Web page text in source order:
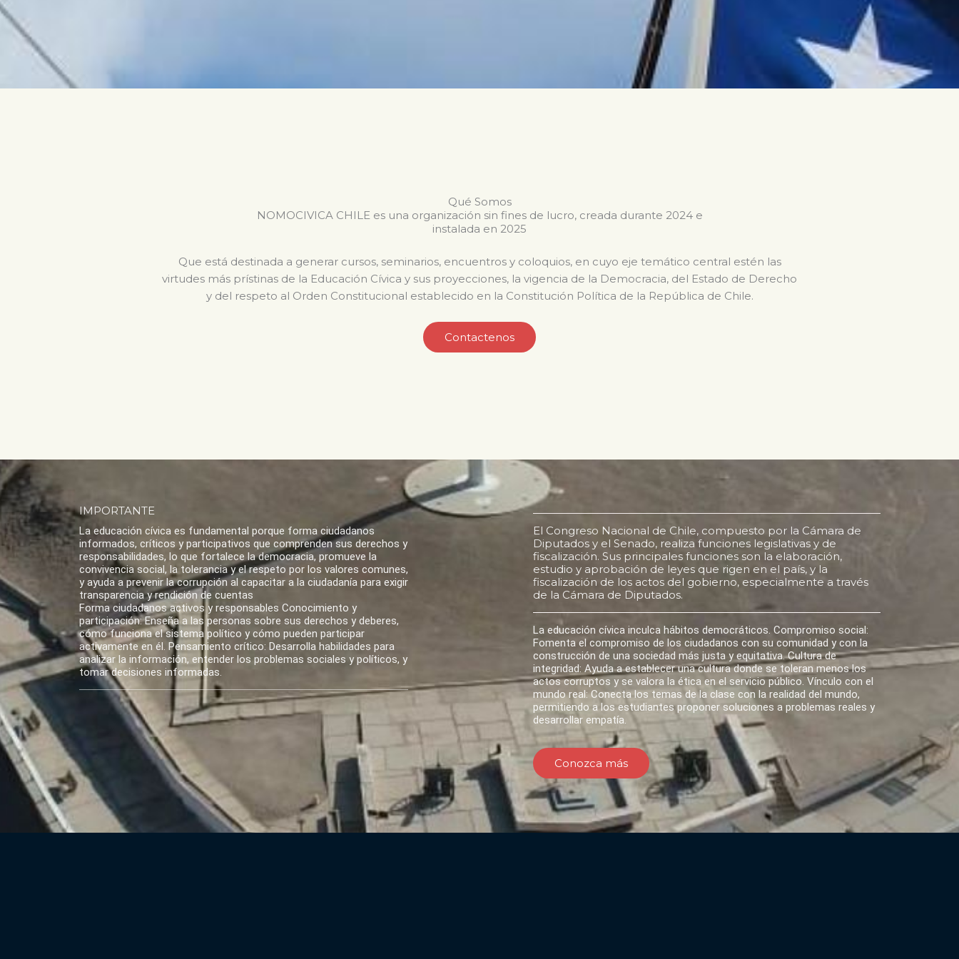
Qué Somos
NOMOCIVICA CHILE es una organización sin fines de lucro, creada durante 2024 e
instalada en 2025
Que está destinada a generar cursos, seminarios, encuentros y coloquios, en cuyo eje temático central estén las
virtudes más prístinas de la Educación Cívica y sus proyecciones, la vigencia de la Democracia, del Estado de Derecho
y del respeto al Orden Constitucional establecido en la Constitución Política de la República de Chile.
Contactenos
IMPORTANTE
La educación cívica es fundamental porque forma ciudadanos
informados, críticos y participativos que comprenden sus derechos y
responsabilidades, lo que fortalece la democracia, promueve la
convivencia social, la tolerancia y el respeto por los valores comunes,
y ayuda a prevenir la corrupción al capacitar a la ciudadanía para exigir
transparencia y rendición de cuentas
Forma ciudadanos activos y responsables Conocimiento y
participación: Enseña a las personas sobre sus derechos y deberes,
cómo funciona el sistema político y cómo pueden participar
activamente en él. Pensamiento crítico: Desarrolla habilidades para
analizar la información, entender los problemas sociales y políticos, y
tomar decisiones informadas.
El Congreso Nacional de Chile, compuesto por la Cámara de
Diputados y el Senado, realiza funciones legislativas y de
fiscalización. Sus principales funciones son la elaboración,
estudio y aprobación de leyes que rigen en el país, y la
fiscalización de los actos del gobierno, especialmente a través
de la Cámara de Diputados.
La educación cívica inculca hábitos democráticos. Compromiso social:
Fomenta el compromiso de los ciudadanos con su comunidad y con la
construcción de una sociedad más justa y equitativa. Cultura de
integridad: Ayuda a establecer una cultura donde se toleran menos los
actos corruptos y se valora la ética en el servicio público. Vínculo con el
mundo real: Conecta los temas de la clase con la realidad del mundo,
permitiendo a los estudiantes proponer soluciones a problemas reales y
desarrollar empatía.
Conozca más